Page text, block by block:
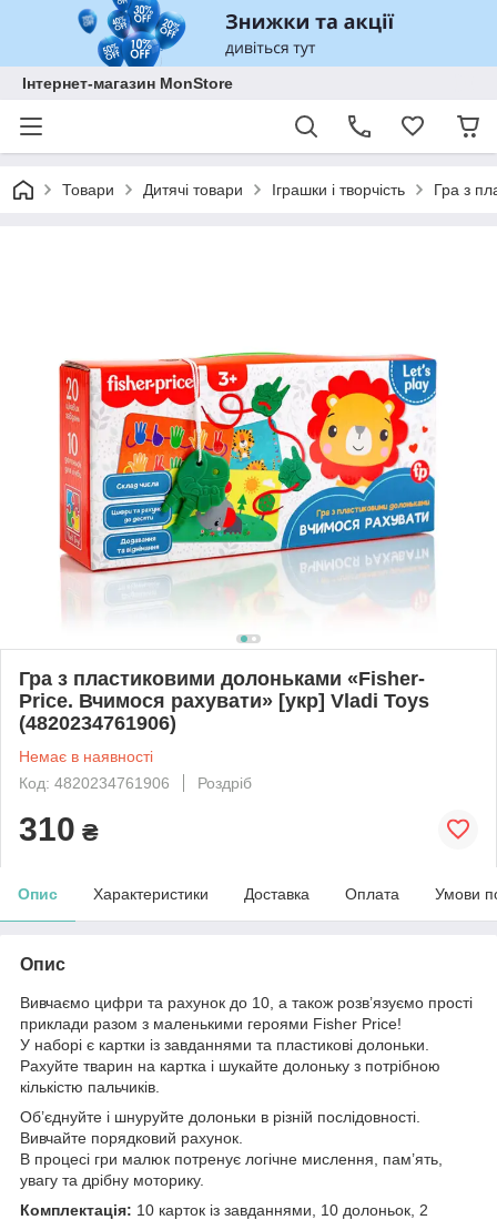
Інтернет-магазин MonStore
Товари Дитячі товари Іграшки і творчість Гра з
Гра з пластиковими долоньками «Fisher-
Price. Вчимося рахувати» [укр] Vladi Toys
(4820234761906)
Немає в наявності
Код: 4820234761906
Роздріб
310 ₴
Опис Характеристики Доставка Оплата Умови
Опис
Вивчаємо цифри та рахунок до 10, а також розв’язуємо прості
приклади разом з маленькими героями Fisher Price!
У наборі є картки із завданнями та пластикові долоньки.
Рахуйте тварин на картка і шукайте долоньку з потрібною
кількістю пальчиків.
Об’єднуйте і шнуруйте долоньки в різній послідовності.
Вивчайте порядковий рахунок.
В процесі гри малюк потренує логічне мислення, пам’ять,
увагу та дрібну моторику.
Комплектація: 10 карток із завданнями, 10 долоньок, 2